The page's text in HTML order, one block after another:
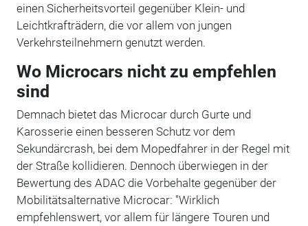
einen Sicherheitsvorteil gegenüber Klein- und
Leichtkrafträdern, die vor allem von jungen
Verkehrsteilnehmern genutzt werden.
Wo Microcars nicht zu empfehlen
sind
Demnach bietet das Microcar durch Gurte und
Karosserie einen besseren Schutz vor dem
Sekundärcrash, bei dem Mopedfahrer in der Regel mit
der Straße kollidieren. Dennoch überwiegen in der
Bewertung des ADAC die Vorbehalte gegenüber der
Mobilitätsalternative Microcar: "Wirklich
empfehlenswert, vor allem für längere Touren und